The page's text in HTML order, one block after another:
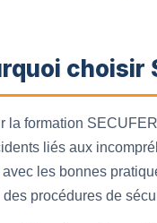
choisir
la formation
liés aux
les bonnes
des procédures de